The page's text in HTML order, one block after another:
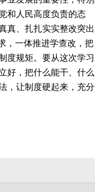
和人民高度负责的态
真、扎扎实实整改突出
，一体推进学查改，把
度规矩。要从这次学习
好，把什么能干、什么
，让制度硬起来，充分